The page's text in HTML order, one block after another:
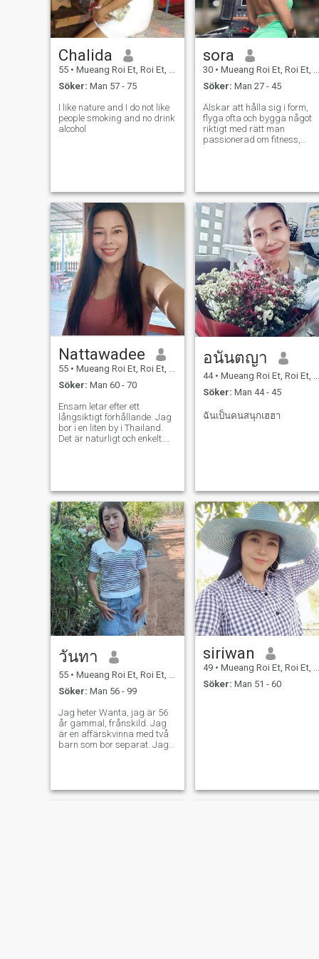
Chalida
55 • Mueang Roi Et, Roi Et, Thailand
Söker: Man 57 - 75
I like nature and I do not like
people smoking and no drink
alcohol
sora
30 • Mueang Roi Et, Roi Et, Thailand
Söker: Man 27 - 45
Älskar att hålla sig i form,
flyga ofta och bygga något
riktigt med rätt man
passionerad om fitness,
Nattawadee
55 • Mueang Roi Et, Roi Et, Thailand
Söker: Man 60 - 70
Ensam letar efter ett
långsiktigt förhållande. Jag
bor i en liten by i Thailand.
Det är naturligt och enkelt.
อนันตญา
44 • Mueang Roi Et, Roi Et, Thailand
Söker: Man 44 - 45
ฉันเป็นคนสนุกเฮฮา
วันทา
55 • Mueang Roi Et, Roi Et, Thailand
Söker: Man 56 - 99
Jag heter Wanta, jag är 56
år gammal, frånskild. Jag
är en affärskvinna med två
barn som bor separat. Jag
siriwan
49 • Mueang Roi Et, Roi Et, Thailand
Söker: Man 51 - 60